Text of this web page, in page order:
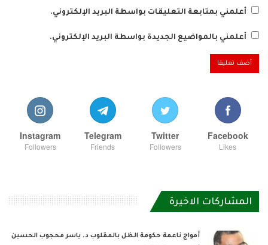
أعلمني بمتابعة التعليقات بواسطة البريد الإلكتروني.
أعلمني بالمواضيع الجديدة بواسطة البريد الإلكتروني.
Facebook
Likes
Twitter
Followers
Telegram
Friends
Instagram
Followers
المشاركات الاخيرة
أمواج ناعمة حكومة الظل بالمقلوب د. ياسر محجوب الحسين